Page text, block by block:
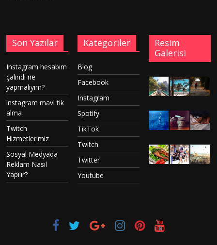
Son Yazılar
Instagram hesabım
çalındı ne
yapmalıyım?
instagram mavi tik
alma
Twitch
Hizmetlerimiz
Sosyal Medyada
Reklam Nasıl
Yapılır?
Kategoriler
Blog
Facebook
Instagram
Spotify
TikTok
Twitch
Twitter
Youtube
Resim
Galerisi